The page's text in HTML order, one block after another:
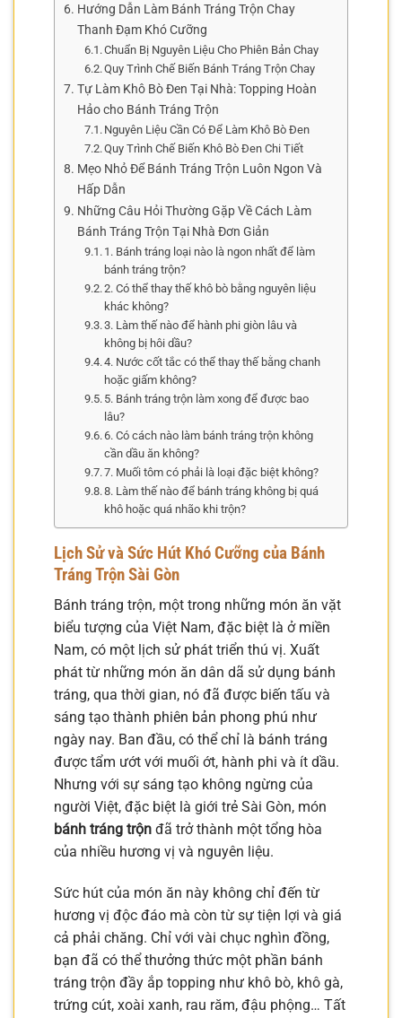
Hướng Dẫn Làm Bánh Tráng Trộn Chay
Thanh Đạm Khó Cưỡng
Chuẩn Bị Nguyên Liệu Cho Phiên Bản Chay
Quy Trình Chế Biến Bánh Tráng Trộn Chay
Tự Làm Khô Bò Đen Tại Nhà: Topping Hoàn
Hảo cho Bánh Tráng Trộn
Nguyên Liệu Cần Có Để Làm Khô Bò Đen
Quy Trình Chế Biến Khô Bò Đen Chi Tiết
Mẹo Nhỏ Để Bánh Tráng Trộn Luôn Ngon Và
Hấp Dẫn
Những Câu Hỏi Thường Gặp Về Cách Làm
Bánh Tráng Trộn Tại Nhà Đơn Giản
1. Bánh tráng loại nào là ngon nhất để làm
bánh tráng trộn?
2. Có thể thay thế khô bò bằng nguyên liệu
khác không?
3. Làm thế nào để hành phi giòn lâu và
không bị hôi dầu?
4. Nước cốt tắc có thể thay thế bằng chanh
hoặc giấm không?
5. Bánh tráng trộn làm xong để được bao
lâu?
6. Có cách nào làm bánh tráng trộn không
cần dầu ăn không?
7. Muối tôm có phải là loại đặc biệt không?
8. Làm thế nào để bánh tráng không bị quá
khô hoặc quá nhão khi trộn?
Lịch Sử và Sức Hút Khó Cưỡng của Bánh
Tráng Trộn Sài Gòn
Bánh tráng trộn, một trong những món ăn vặt
biểu tượng của Việt Nam, đặc biệt là ở miền
Nam, có một lịch sử phát triển thú vị. Xuất
phát từ những món ăn dân dã sử dụng bánh
tráng, qua thời gian, nó đã được biến tấu và
sáng tạo thành phiên bản phong phú như
ngày nay. Ban đầu, có thể chỉ là bánh tráng
được tẩm ướt với muối ớt, hành phi và ít dầu.
Nhưng với sự sáng tạo không ngừng của
người Việt, đặc biệt là giới trẻ Sài Gòn, món
bánh tráng trộn đã trở thành một tổng hòa
của nhiều hương vị và nguyên liệu.
Sức hút của món ăn này không chỉ đến từ
hương vị độc đáo mà còn từ sự tiện lợi và giá
cả phải chăng. Chỉ với vài chục nghìn đồng,
bạn đã có thể thưởng thức một phần bánh
tráng trộn đầy ắp topping như khô bò, khô gà,
trứng cút, xoài xanh, rau răm, đậu phộng… Tất